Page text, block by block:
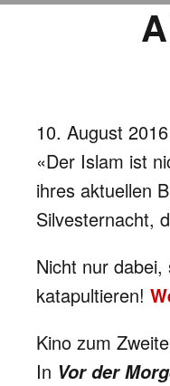
10. August 2016
«Der Islam ist
ihres aktuellen
Silvesternacht,
Nicht nur
katapultieren!
Kino zum
In Vor der